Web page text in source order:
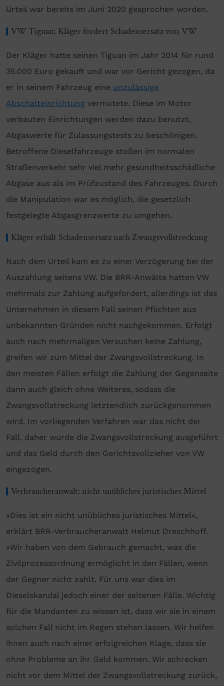
Urteil war bereits im Juni 2020 gesprochen worden.
VW Tiguan: Kläger fordert Schadensersatz von VW
Der Kläger hatte seinen Tiguan im Jahr 2014 für rund
35.000 Euro gekauft und war vor Gericht gezogen, da
er in seinem Fahrzeug eine unzulässige
Abschalteinrichtung vermutete. Diese im Motor
verbauten Einrichtungen werden dazu benutzt,
Abgaswerte für Zulassungstests zu beschönigen.
Betroffene Dieselfahrzeuge stoßen im normalen
Straßenverkehr sehr viel mehr gesundheitsschädliche
Abgase aus als im Prüfzustand des Fahrzeuges. Durch
die Manipulation war es möglich, die gesetzlich
festgelegte Abgasgrenzwerte zu umgehen.
Kläger erhält Schadensersatz nach Zwangsvollstreckung
Nach dem Urteil kam es zu einer Verzögerung bei der
Auszahlung seitens VW. Die BRR-Anwälte hatten VW
mehrmals zur Zahlung aufgefordert, allerdings ist das
Unternehmen in diesem Fall seinen Pflichten aus
unbekannten Gründen nicht nachgekommen. Erfolgt
auch nach mehrmaligen Versuchen keine Zahlung,
greifen wir zum Mittel der Zwangsvollstreckung. In
den meisten Fällen erfolgt die Zahlung der Gegenseite
dann auch gleich ohne Weiteres, sodass die
Zwangsvollstreckung letztendlich zurückgenommen
wird. Im vorliegenden Verfahren war das nicht der
Fall, daher wurde die Zwangsvollstreckung ausgeführt
und das Geld durch den Gerichtsvollzieher von VW
eingezogen.
Verbraucheranwalt: nicht unübliches juristisches Mittel
»Dies ist ein nicht unübliches juristisches Mittel«,
erklärt BRR-Verbraucheranwalt Helmut Dreschhoff.
»Wir haben von dem Gebrauch gemacht, was die
Zivilprozessordnung ermöglicht in den Fällen, wenn
der Gegner nicht zahlt. Für uns war dies im
Dieselskandal jedoch einer der seltenen Fälle. Wichtig
für die Mandanten zu wissen ist, dass wir sie in einem
solchen Fall nicht im Regen stehen lassen. Wir helfen
ihnen auch nach einer erfolgreichen Klage, dass sie
ohne Probleme an ihr Geld kommen. Wir schrecken
nicht vor dem Mittel der Zwangsvollstreckung zurück,